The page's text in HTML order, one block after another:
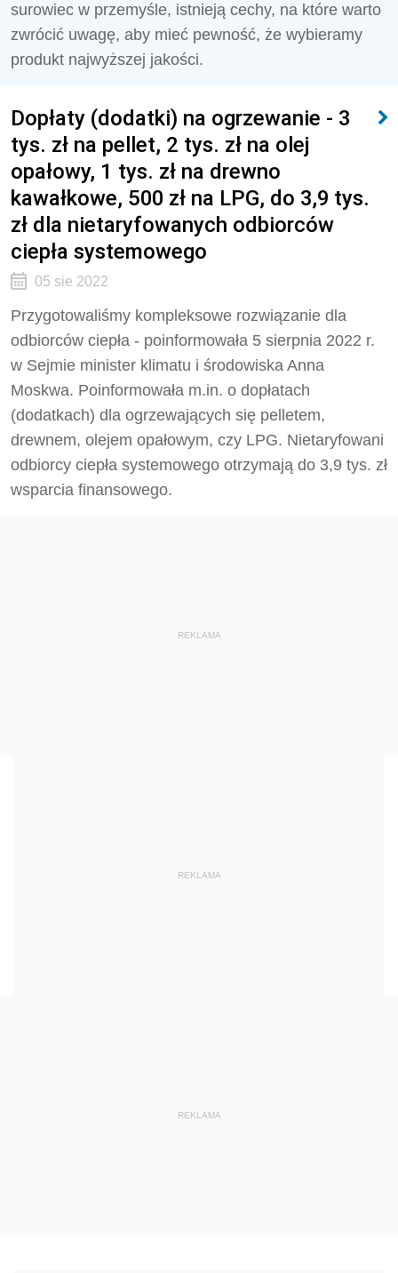
surowiec w przemyśle, istnieją cechy, na które warto
zwrócić uwagę, aby mieć pewność, że wybieramy
produkt najwyższej jakości.
Dopłaty (dodatki) na ogrzewanie - 3
tys. zł na pellet, 2 tys. zł na olej
opałowy, 1 tys. zł na drewno
kawałkowe, 500 zł na LPG, do 3,9 tys.
zł dla nietaryfowanych odbiorców
ciepła systemowego
05 sie 2022
Przygotowaliśmy kompleksowe rozwiązanie dla
odbiorców ciepła - poinformowała 5 sierpnia 2022 r.
w Sejmie minister klimatu i środowiska Anna
Moskwa. Poinformowała m.in. o dopłatach
(dodatkach) dla ogrzewających się pelletem,
drewnem, olejem opałowym, czy LPG. Nietaryfowani
odbiorcy ciepła systemowego otrzymają do 3,9 tys. zł
wsparcia finansowego.
REKLAMA
REKLAMA
REKLAMA